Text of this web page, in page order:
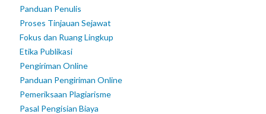
Panduan Penulis
Proses Tinjauan Sejawat
Fokus dan Ruang Lingkup
Etika Publikasi
Pengiriman Online
Panduan Pengiriman Online
Pemeriksaan Plagiarisme
Pasal Pengisian Biaya